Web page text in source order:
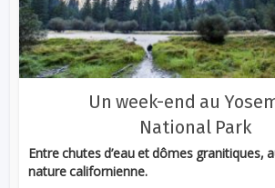
Un week-end au
National Park
Entre chutes d’eau et dômes granitiques,
nature californienne.